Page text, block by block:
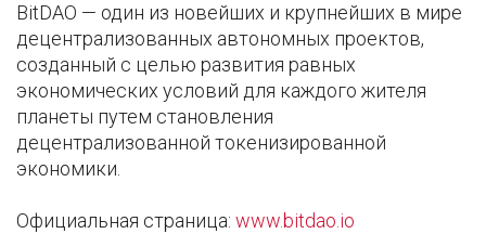
BitDAO — один из новейших и крупнейших в мире
децентрализованных автономных проектов,
созданный с целью развития равных
экономических условий для каждого жителя
планеты путем становления
децентрализованной токенизированной
экономики.
Официальная страница: www.bitdao.io